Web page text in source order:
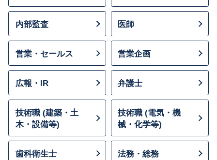
内部監査 医師
営業・セールス 営業企画
広報・IR 弁護士
技術職 (建築・土
木・設備等)
技術職 (電気・機
械・化学等)
歯科衛生士 法務・総務